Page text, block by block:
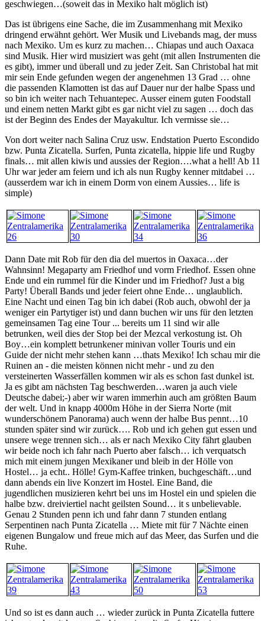
geschwiegen…(soweit das in Mexiko halt möglich ist)
Das ist übrigens eine Sache, die im Zusammenhang mit Mexiko
dringend erwähnt gehört. Wer Musik und Livebands mag, der muss
nach Mexiko. Um es kurz zu machen… Chiapas und auch Oaxaca
sind Musik. Hier wird musiziert was geht (mit allen Instrumenten die
es gibt), immer und überall und zu jeder Zeit. San Christobal hat mit
mir sein Ende gefunden wegen der angenehmen 13 Grad … ohne
die passenden Klamotten ist das auf Dauer nur der halbe Spass und
so bin ich weiter nach Tehuantepec. Ausser einem guten Foodstall
und einem netten Markt gibt es gar nicht viel zu sagen … doch das
ist der Beginn des Endes der Mayakultur. Ich vermisse sie…
Von dort weiter nach Salina Cruz usw. Endstation Puerto Escondido
bzw. Punta Zicatella. Surfen, Punta zicatella, hippie life und Rugby
finals… mit allen kiwis und aussies der Region….what a hell! Ab 11
Uhr war jeder am feiern und ich als nun Rugby kenner mitdabei …
(ausserdem war ich in einem Dorm von einem Aussies… life is
simple)
Dann Date mit Rob für den dia del muertos in Oaxaca…der
Wahnsinn! Megaparty am Friedhof und vorm Friedhof. Essen ohne
Ende und ein rummel für die Kinder und im Friedhof? Just a big
Party! Überall Bands und jeder feiert ohne Ende… unglaublich.
Eine Nacht und einen Tag bin ich dabei (Rob auch, obwohl der ja
weniger ein Partytiger ist) und dann buchen wir uns für den letzten
gemeinsamen Tag eine Tour ... bereits um 11 sind wir alle
betrunken, weil dies der Stop bei der Mezcal verkostung ist. Oh
Boy…ein komplett betrunkener minivan voller Touris und ein
Guide der nicht mehr stehen kann …thats Mexiko! Ich schau mir die
Ruinen an - die meisten können nicht mehr - und zu den
versteinerten Wasserfällen kommen wir als es schon fast dunkel ist.
Ja es gibt am nächsten Tag beschwerden…waren ja auch viele
Deutsche dabei;-) aber wir waren immerhin auch am größten Baum
der welt. Und in knapp 4000m Höhe in der Sierra Norte (mit
wunderschönem Panorama) auch wenn der halbe Bus pennt…10
stunden später sind wir zurück…. Rob und ich gehen gut essen und
unsere wege trennen sich… als er nach Mexiko City fährt glauben
wir beide noch ich fahr nach Puerto aber falsch… ich verquatsch
mich mit einem jungen Mexikaner und bleib in der Hölle von
Hostel… ja echt.. Hölle! Gym-Kaffee trinken, buchgeschäft…und
dann abends ein live Konzert im Hostel. Eine Band, die
jugendlichen musizieren kehrt bei uns im Hostel ein und spielen die
halbe bzw. dreiviertiel nacht geilsten Sound… it s unbelievable.
Genau 2 Stunden penn ich und fahr dann 7 stunden entlang
Serpentinen nach Punta Zicatella … Miete mit für 7 Nächte einen
eigenen Bungalow und freue mich auf das Meer, das Surfen und die
Ruhe.
Und so ist es dann auch … wieder zurück in Punta Zicatella futtere